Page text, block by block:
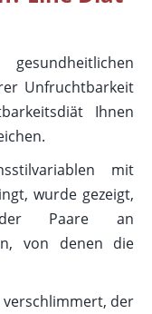
Unfruchtbarkeit
Ihnen
mit
wurde gezeigt,
Paare an
von denen die
der